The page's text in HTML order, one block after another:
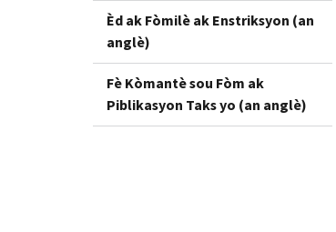
Èd ak Fòmilè ak Enstriksyon (an
anglè)
Fè Kòmantè sou Fòm ak
Piblikasyon Taks yo (an anglè)